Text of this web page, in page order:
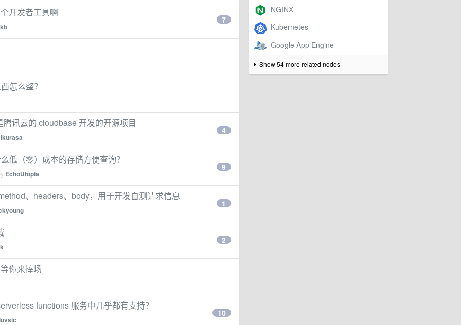
Show 54 more related nodes
开发者工具啊
7
怎么整？
讯云的 cloudbase 开发的开源项目
4
低（零）成本的存储方便查询？
EchoUtopia
9
、headers、body，用于开发自测请求信息
1
2
你来捧场
functions 服务中几乎都有支持？
10